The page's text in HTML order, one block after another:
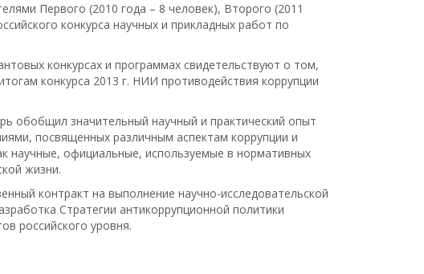
Первого (2010 года – 8 человек), Второго (2011
конкурса научных и прикладных работ по
конкурсах и программах свидетельствуют о том,
конкурса 2013 г. НИИ противодействия коррупции
обобщил значительный научный и практический опыт
посвященных различным аспектам коррупции и
научные, официальные, используемые в нормативных
жизни.
контракт на выполнение научно-исследовательской
Стратегии антикоррупционной политики
российского уровня.